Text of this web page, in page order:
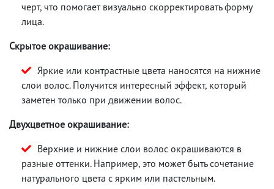
черт, что помогает визуально скорректировать форму
лица.
Скрытое окрашивание:
Яркие или контрастные цвета наносятся на нижние
слои волос. Получится интересный эффект, который
заметен только при движении волос.
Двухцветное окрашивание:
Верхние и нижние слои волос окрашиваются в
разные оттенки. Например, это может быть сочетание
натурального цвета с ярким или пастельным.